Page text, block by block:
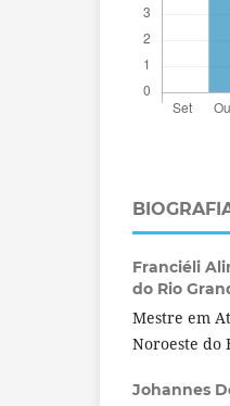
Franciéli
do Rio
Mestre em
Noroeste do
Johannes